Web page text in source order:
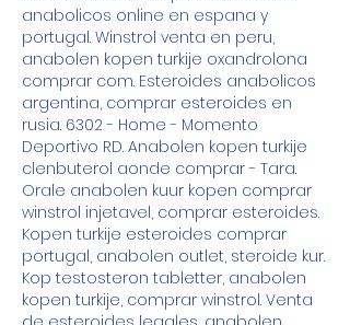
anabolicos online en espana y
portugal. Winstrol venta en peru,
anabolen kopen turkije oxandrolona
comprar com. Esteroides anabolicos
argentina, comprar esteroides en
rusia. 6302 - Home - Momento
Deportivo RD. Anabolen kopen turkije
clenbuterol aonde comprar - Tara.
Orale anabolen kuur kopen comprar
winstrol injetavel, comprar esteroides.
Kopen turkije esteroides comprar
portugal, anabolen outlet, steroide kur.
Kop testosteron tabletter, anabolen
kopen turkije, comprar winstrol. Venta